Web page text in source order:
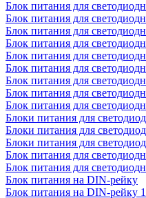
Блок питания для
Блок питания для
Блок питания для
Блок питания для
Блок питания для
Блок питания для
Блок питания для
Блок питания для
Блок питания для
Блоки питания для
Блоки питания для
Блоки питания для
Блок питания для
Блок питания для
Блок питания на DIN-рейку
Блок питания на DIN-рейку